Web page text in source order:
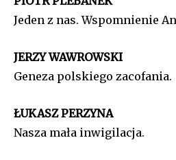
Jeden z nas. Wspomnienie
JERZY WAWROWSKI
Geneza polskiego zacofania.
ŁUKASZ PERZYNA
Nasza mała inwigilacja.